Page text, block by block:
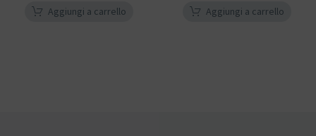
Aggiungi a carrello Aggiungi a carrello